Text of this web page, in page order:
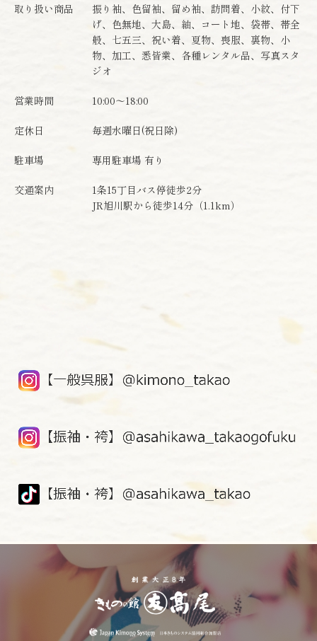
取り扱い商品
振り袖、色留袖、留め袖、訪問着、小紋、付下
げ、色無地、大島、紬、コート地、袋帯、帯全
般、七五三、祝い着、夏物、喪服、裏物、小
物、加工、悉皆業、各種レンタル品、写真スタ
ジオ
営業時間 10:00～18:00
定休日 毎週水曜日(祝日除)
駐車場 専用駐車場 有り
交通案内
1条15丁目バス停徒歩2分
JR旭川駅から徒歩14分（1.1km）